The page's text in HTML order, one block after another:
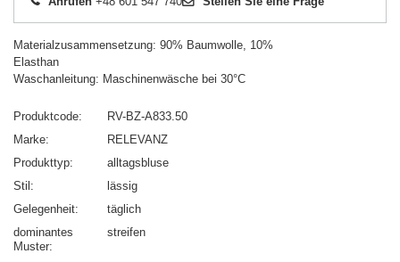
Materialzusammensetzung: 90% Baumwolle, 10%
Elasthan
Waschanleitung: Maschinenwäsche bei 30°C
Produktcode
RV-BZ-A833.50
Marke
RELEVANZ
Produkttyp
alltagsbluse
Stil
lässig
Gelegenheit
täglich
dominantes
Muster
streifen